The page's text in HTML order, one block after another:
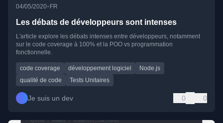
04/05/2020•FR
Les débats de développeurs sont intenses
L'article explore les débats intenses entre développeurs, notamment
sur le code coverage à 100% et la POO vs programmation
fonctionnelle.
code coverage développement logiciel
Node.js
qualité de code
Tests Unitaires
Je suis un dev 0 0